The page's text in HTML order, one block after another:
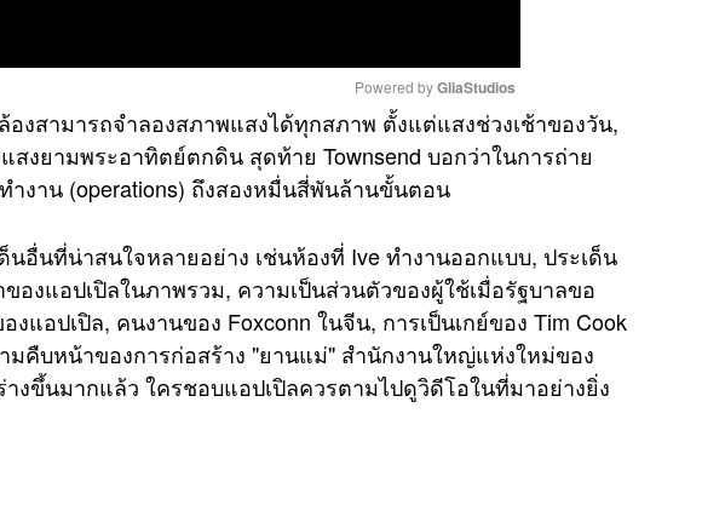
M
u
e
Powered by GliaStudios
ามารถจำลองสภาพแสงได้ทุกสภาพ ตั้งแต่แสงช่วงเช้าของวัน,
สงยามพระอาทิตย์ตกดิน สุดท้าย Townsend บอกว่าในการถ่าย
งาน (operations) ถึงสองหมื่นสี่พันล้านขั้นตอน
ที่น่าสนใจหลายอย่าง เช่นห้องที่ Ive ทำงานออกแบบ, ประเด็น
ของแอปเปิลในภาพรวม, ความเป็นส่วนตัวของผู้ใช้เมื่อรัฐบาลขอ
แอปเปิล, คนงานของ Foxconn ในจีน, การเป็นเกย์ของ Tim Cook
คืบหน้าของการก่อสร้าง "ยานแม่" สำนักงานใหญ่แห่งใหม่ของ
งขึ้นมากแล้ว ใครชอบแอปเปิลควรตามไปดูวิดีโอในที่มาอย่างยิ่ง